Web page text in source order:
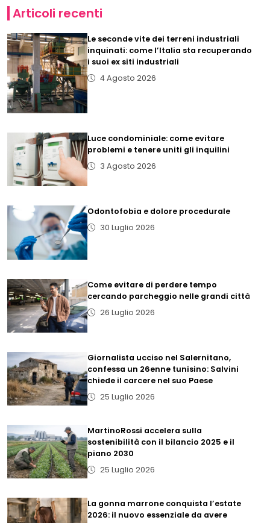
Articoli recenti
Le seconde vite dei terreni industriali
inquinati: come l’Italia sta recuperando
i suoi ex siti industriali
4 Agosto 2026
Luce condominiale: come evitare
problemi e tenere uniti gli inquilini
3 Agosto 2026
Odontofobia e dolore procedurale
30 Luglio 2026
Come evitare di perdere tempo
cercando parcheggio nelle grandi città
26 Luglio 2026
Giornalista ucciso nel Salernitano,
confessa un 26enne tunisino: Salvini
chiede il carcere nel suo Paese
25 Luglio 2026
MartinoRossi accelera sulla
sostenibilità con il bilancio 2025 e il
piano 2030
25 Luglio 2026
La gonna marrone conquista l’estate
2026: il nuovo essenziale da avere